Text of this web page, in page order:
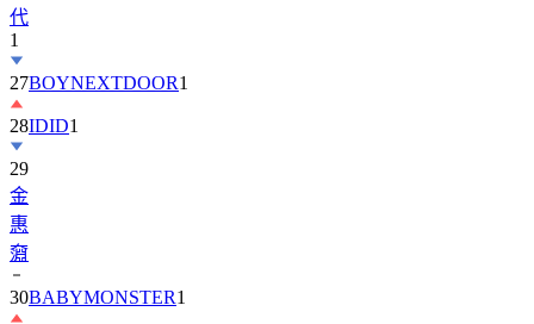
代
1
27BOYNEXTDOOR1
28IDID1
29
金
惠
奫
30BABYMONSTER1